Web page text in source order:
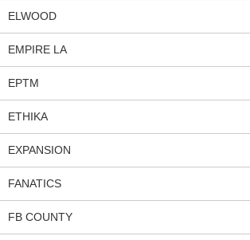
ELWOOD
EMPIRE LA
EPTM
ETHIKA
EXPANSION
FANATICS
FB COUNTY